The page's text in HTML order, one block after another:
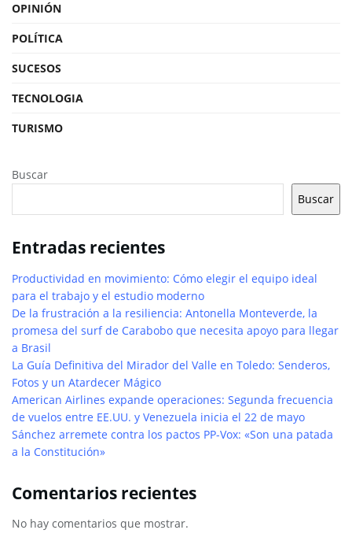
OPINIÓN
POLÍTICA
SUCESOS
TECNOLOGIA
TURISMO
Buscar
Buscar
Entradas recientes
Productividad en movimiento: Cómo elegir el equipo ideal
para el trabajo y el estudio moderno
De la frustración a la resiliencia: Antonella Monteverde, la
promesa del surf de Carabobo que necesita apoyo para llegar
a Brasil
La Guía Definitiva del Mirador del Valle en Toledo: Senderos,
Fotos y un Atardecer Mágico
American Airlines expande operaciones: Segunda frecuencia
de vuelos entre EE.UU. y Venezuela inicia el 22 de mayo
Sánchez arremete contra los pactos PP-Vox: «Son una patada
a la Constitución»
Comentarios recientes
No hay comentarios que mostrar.